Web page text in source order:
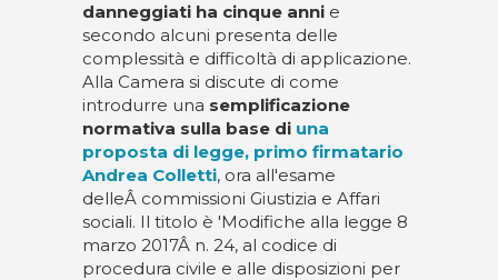
danneggiati ha cinque anni e
secondo alcuni presenta delle
complessità e difficoltà di applicazione.
Alla Camera si discute di come
introdurre una semplificazione
normativa sulla base di una
proposta di legge, primo firmatario
Andrea Colletti, ora all'esame
delleÂ commissioni Giustizia e Affari
sociali. Il titolo è 'Modifiche alla legge 8
marzo 2017Â n. 24, al codice di
procedura civile e alle disposizioni per